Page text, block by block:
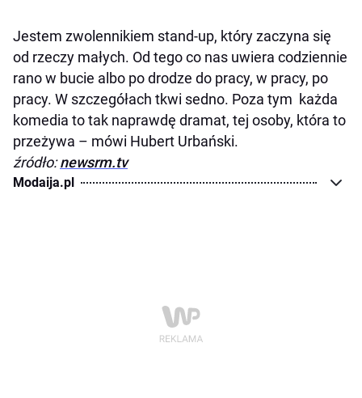
Jestem zwolennikiem stand-up, który zaczyna się
od rzeczy małych. Od tego co nas uwiera codziennie
rano w bucie albo po drodze do pracy, w pracy, po
pracy. W szczegółach tkwi sedno. Poza tym każda
komedia to tak naprawdę dramat, tej osoby, która to
przeżywa – mówi Hubert Urbański.
źródło:newsrm.tv
Modaija.pl